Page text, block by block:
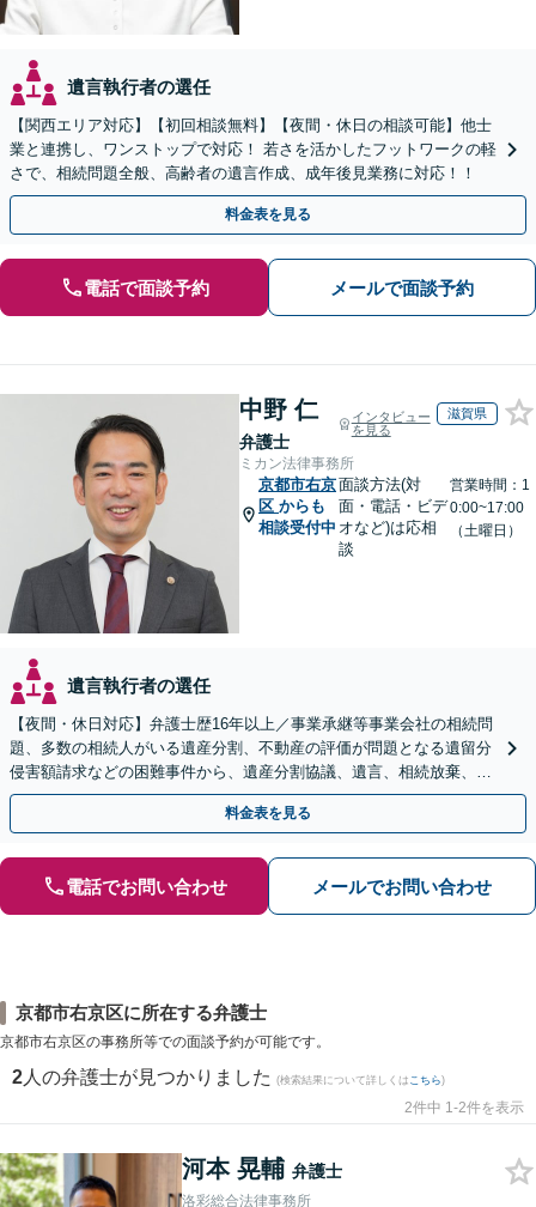
遺言執行者の選任
【関西エリア対応】【初回相談無料】【夜間・休日の相談可能】他士
業と連携し、ワンストップで対応！ 若さを活かしたフットワークの軽
さで、相続問題全般、高齢者の遺言作成、成年後見業務に対応！！
料金表を見る
電話で面談予約 メールで面談予約
中野 仁
弁護士
インタビュー
を見る
滋賀県
ミカン法律事務所
京都市右京
区 からも
相談受付中
面談方法(対
面・電話・ビデ
オなど)は応相
談
営業時間：1
0:00~17:00
（土曜日）
遺言執行者の選任
【夜間・休日対応】弁護士歴16年以上／事業承継等事業会社の相続問
題、多数の相続人がいる遺産分割、不動産の評価が問題となる遺留分
侵害額請求などの困難事件から、遺産分割協議、遺言、相続放棄、使
途不明金の調査まで、全般の経験豊富【JR草津駅2分】
料金表を見る
電話でお問い合わせ メールでお問い合わせ
京都市右京区に所在する弁護士
京都市右京区の事務所等での面談予約が可能です。
2 人の弁護士が見つかりました (検索結果について詳しくは こちら)
2件中 1-2件を表示
河本 晃輔 弁護士
洛彩総合法律事務所